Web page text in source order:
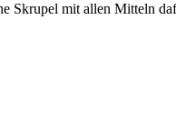
Skrupel mit allen Mitteln